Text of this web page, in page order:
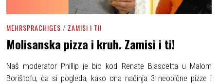
MEHRSPRACHIGES / ZAMISI I TI!
Molisanska pizza i kruh. Zamisi i ti!
Naš moderator Phillip je bio kod Renate Blascetta u Malom
Borištofu, da si pogleda, kako ona načinja 3 neobične pizze i